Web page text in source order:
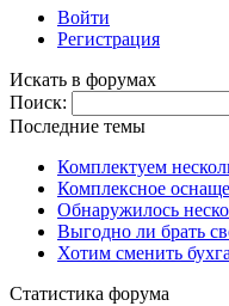
Войти
Регистрация
Искать в форумах
Поиск:
Последние темы
Комплектуем
Комплексное
Обнаружилось
Выгодно ли брать
Хотим сменить
Статистика форума